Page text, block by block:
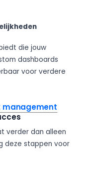
die jouw
dashboards
voor verdere
management
verder dan alleen
deze stappen voor